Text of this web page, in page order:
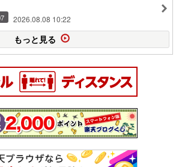
2026.08.08 10:22
もっと見る